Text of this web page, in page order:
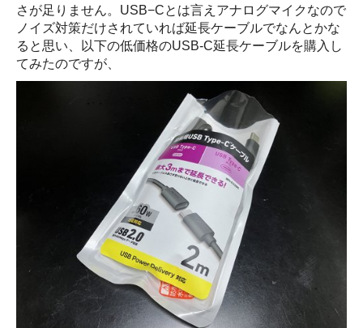
さが足りません。USB−Cとは言えアナログマイクなので
ノイズ対策だけされていれば延長ケーブルでなんとかな
ると思い、以下の低価格のUSB-C延長ケーブルを購入し
てみたのですが、